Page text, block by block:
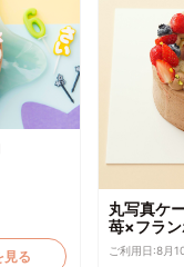
る
丸写真ケ
苺×フラ
ご利用日:8月